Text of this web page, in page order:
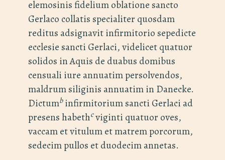
elemosinis fidelium oblatione sancto
Gerlaco collatis specialiter quosdam
reditus adsignavit infirmitorio sepedicte
ecclesie sancti Gerlaci, videlicet quatuor
solidos in Aquis de duabus domibus
censuali iure annuatim persolvendos,
maldrum siliginis annuatim in Danecke.
Dictumbinfirmitorium sancti Gerlaci ad
presens habethcviginti quatuor oves,
vaccam et vitulum et matrem porcorum,
sedecim pullos et duodecim annetas.